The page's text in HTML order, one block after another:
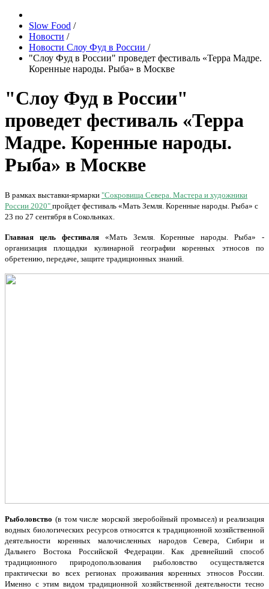
Slow Food /
Новости /
Новости Слоу Фуд в России /
"Слоу Фуд в России" проведет фестиваль «Терра Мадре.
Коренные народы. Рыба» в Москве
"Слоу Фуд в России"
проведет фестиваль «Терра
Мадре. Коренные народы.
Рыба» в Москве
В рамках выставки-ярмарки "Сокровища Севера. Мастера и художники
России 2020" пройдет фестиваль «Мать Земля. Коренные народы. Рыба» с
23 по 27 сентября в Сокольнках.
Главная цель фестиваля«Мать Земля. Коренные народы. Рыба» -
организация площадки кулинарной географии коренных этносов по
обретению, передаче, защите традиционных знаний.
Рыболовство (в том числе морской зверобойный промысел) и реализация
водных биологических ресурсов относятся к традиционной хозяйственной
деятельности коренных малочисленных народов Севера, Сибири и
Дальнего Востока Российской Федерации. Как древнейший способ
традиционного природопользования рыболовство осуществляется
практически во всех регионах проживания коренных этносов России.
Именно с этим видом традиционной хозяйственной деятельности тесно